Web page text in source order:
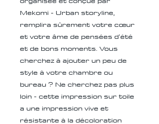
Mekomi - Urban storyline,
remplira sûrement votre cœur
et votre âme de pensées d'été
et de bons moments. Vous
cherchez à ajouter un peu de
style à votre chambre ou
bureau ? Ne cherchez pas plus
loin - cette impression sur toile
a une impression vive et
résistante à la décoloration